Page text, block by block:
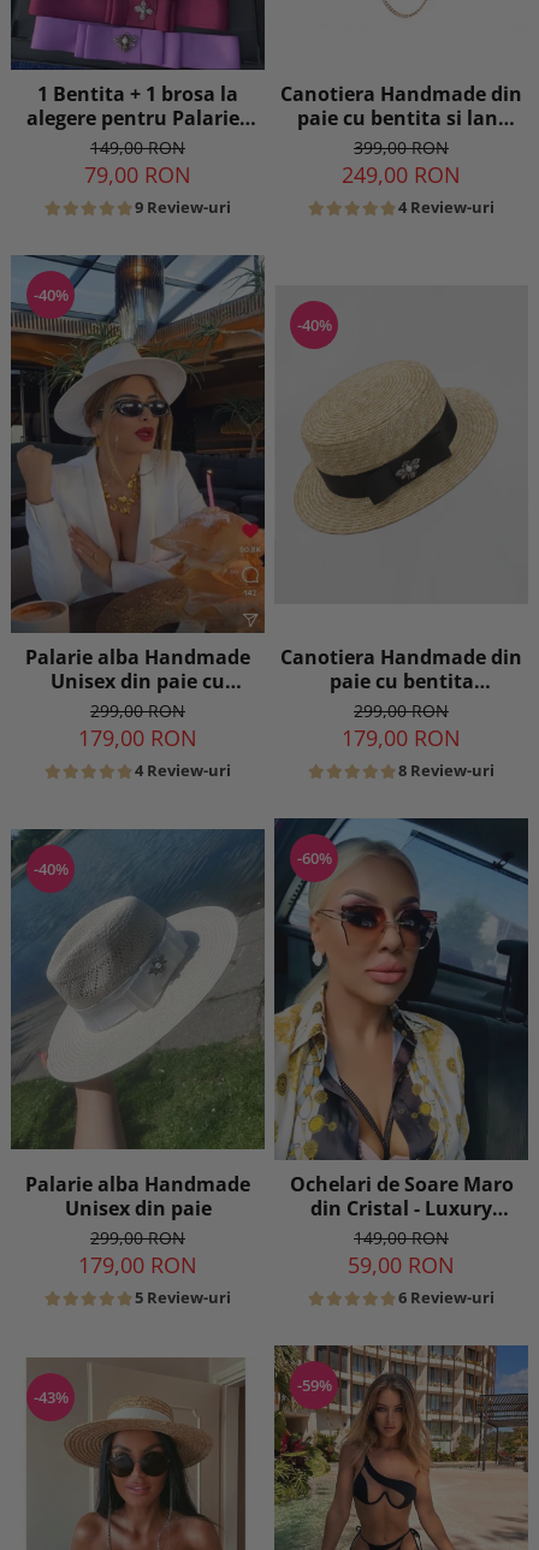
1 Bentita + 1 brosa la
alegere pentru Palarie -
16 culori
149,00 RON
79,00 RON
9 Review-uri
Canotiera Handmade din
paie cu bentita si lant
detasabil
399,00 RON
249,00 RON
4 Review-uri
-40%
Palarie alba Handmade
Unisex din paie cu
bentita detasabila
299,00 RON
179,00 RON
4 Review-uri
-40%
Canotiera Handmade din
paie cu bentita
detasabila
299,00 RON
179,00 RON
8 Review-uri
-40%
Palarie alba Handmade
Unisex din paie
299,00 RON
179,00 RON
5 Review-uri
-60%
Ochelari de Soare Maro
din Cristal - Luxury
Edition
149,00 RON
59,00 RON
6 Review-uri
-43%
-59%